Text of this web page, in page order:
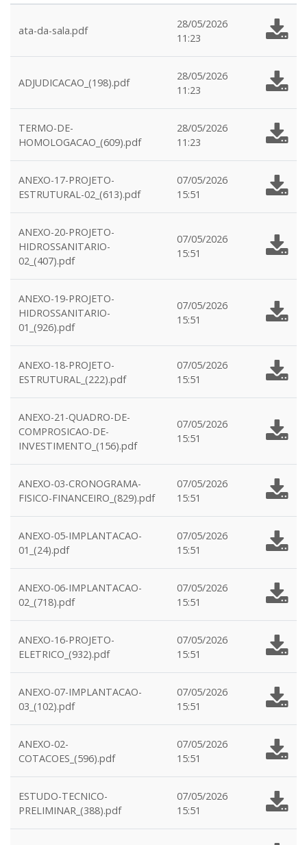
ata-da-sala.pdf
28/05/2026
11:23
ADJUDICACAO_(198).pdf
28/05/2026
11:23
TERMO-DE-
HOMOLOGACAO_(609).pdf
28/05/2026
11:23
ANEXO-17-PROJETO-
ESTRUTURAL-02_(613).pdf
07/05/2026
15:51
ANEXO-20-PROJETO-
HIDROSSANITARIO-
02_(407).pdf
07/05/2026
15:51
ANEXO-19-PROJETO-
HIDROSSANITARIO-
01_(926).pdf
07/05/2026
15:51
ANEXO-18-PROJETO-
ESTRUTURAL_(222).pdf
07/05/2026
15:51
ANEXO-21-QUADRO-DE-
COMPROSICAO-DE-
INVESTIMENTO_(156).pdf
07/05/2026
15:51
ANEXO-03-CRONOGRAMA-
FISICO-FINANCEIRO_(829).pdf
07/05/2026
15:51
ANEXO-05-IMPLANTACAO-
01_(24).pdf
07/05/2026
15:51
ANEXO-06-IMPLANTACAO-
02_(718).pdf
07/05/2026
15:51
ANEXO-16-PROJETO-
ELETRICO_(932).pdf
07/05/2026
15:51
ANEXO-07-IMPLANTACAO-
03_(102).pdf
07/05/2026
15:51
ANEXO-02-
COTACOES_(596).pdf
07/05/2026
15:51
ESTUDO-TECNICO-
PRELIMINAR_(388).pdf
07/05/2026
15:51